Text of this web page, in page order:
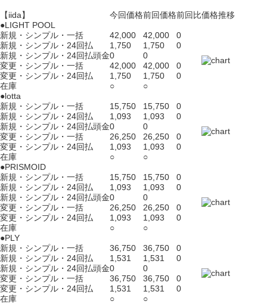
【iida】 今回価格前回価格前回比価格推移
●LIGHT POOL
新規・シンプル・一括
42,000 42,000
0
新規・シンプル・24回払
1,750 1,750
0
新規・シンプル・24回払頭金0
0
変更・シンプル・一括
42,000 42,000
0
変更・シンプル・24回払
1,750 1,750
0
在庫
○
○
●lotta
新規・シンプル・一括
15,750 15,750
0
新規・シンプル・24回払
1,093 1,093
0
新規・シンプル・24回払頭金0
0
変更・シンプル・一括
26,250 26,250
0
変更・シンプル・24回払
1,093 1,093
0
在庫
○
○
●PRISMOID
新規・シンプル・一括
15,750 15,750
0
新規・シンプル・24回払
1,093 1,093
0
新規・シンプル・24回払頭金0
0
変更・シンプル・一括
26,250 26,250
0
変更・シンプル・24回払
1,093 1,093
0
在庫
○
○
●PLY
新規・シンプル・一括
36,750 36,750
0
新規・シンプル・24回払
1,531 1,531
0
新規・シンプル・24回払頭金0
0
変更・シンプル・一括
36,750 36,750
0
変更・シンプル・24回払
1,531 1,531
0
在庫
○ ○